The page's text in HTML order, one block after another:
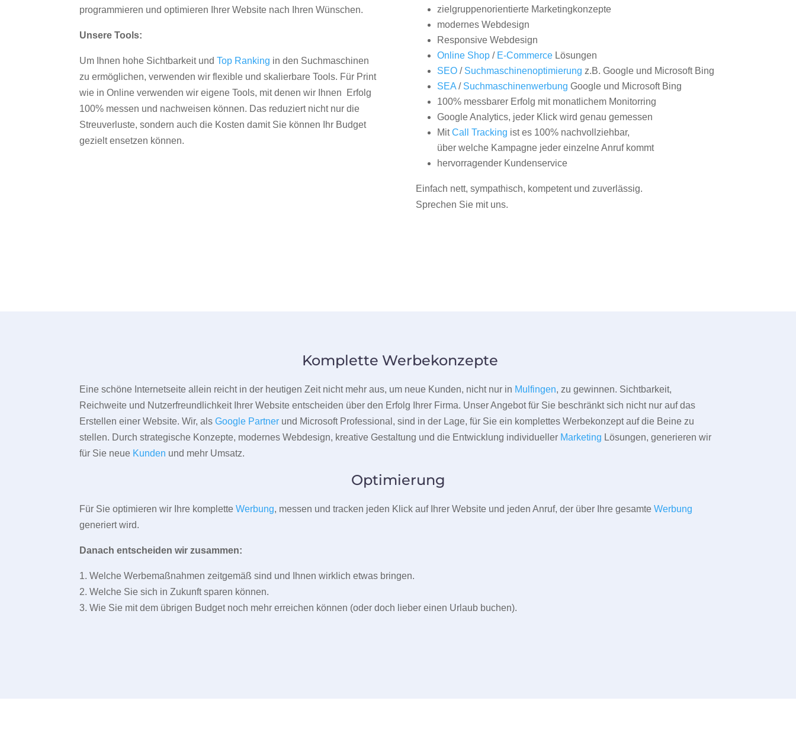
programmieren und optimieren Ihrer Website nach Ihren Wünschen.
Unsere Tools:
Um Ihnen hohe Sichtbarkeit undTop Ranking in den Suchmaschinen
zu ermöglichen, verwenden wir flexible und skalierbare Tools. Für Print
wie in Online verwenden wir eigene Tools, mit denen wir Ihnen Erfolg
100% messen und nachweisen können. Das reduziert nicht nur die
Streuverluste, sondern auch die Kosten damit Sie können Ihr Budget
gezielt ensetzen können.
zielgruppenorientierte Marketingkonzepte
modernes Webdesign
Responsive Webdesign
Online Shop/ E-CommerceLösungen
SEO/ Suchmaschinenoptimierung z.B. Google und Microsoft Bing
SEA/ Suchmaschinenwerbung Google und Microsoft Bing
100% messbarer Erfolg mit monatlichem Monitorring
Google Analytics, jeder Klick wird genau gemessen
MitCall Tracking ist es 100% nachvollziehbar,
über welche Kampagne jeder einzelne Anruf kommt
hervorragender Kundenservice
Einfach nett, sympathisch, kompetent und zuverlässig.
Sprechen Sie mit uns.
Komplette Werbekonzepte
Eine schöne Internetseite allein reicht in der heutigen Zeit nicht mehr aus, um neue Kunden, nicht nur in Mulfingen, zu gewinnen. Sichtbarkeit,
Reichweite und Nutzerfreundlichkeit Ihrer Website entscheiden über den Erfolg Ihrer Firma. Unser Angebot für Sie beschränkt sich nicht nur auf das
Erstellen einer Website. Wir, alsGoogle Partner und Microsoft Professional, sind in der Lage, für Sie ein komplettes Werbekonzept auf die Beine zu
stellen. Durch strategische Konzepte, modernes Webdesign, kreative Gestaltung und die Entwicklung individueller Marketing Lösungen, generieren wir
für Sie neue Kunden und mehr Umsatz.
Optimierung
Für Sie optimieren wir Ihre kompletteWerbung, messen und tracken jeden Klick auf Ihrer Website und jeden Anruf, der über Ihre gesamteWerbung
generiert wird.
Danach entscheiden wir zusammen:
1. Welche Werbemaßnahmen zeitgemäß sind und Ihnen wirklich etwas bringen.
2. Welche Sie sich in Zukunft sparen können.
3. Wie Sie mit dem übrigen Budget noch mehr erreichen können (oder doch lieber einen Urlaub buchen).